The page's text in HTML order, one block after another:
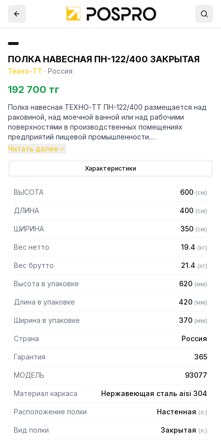
ПОЛКА НАВЕСНАЯ ПН-122/400 ЗАКРЫТАЯ
Техно-ТТ · Россия
192 700 тг
Полка навесная ТЕХНО-ТТ ПН-122/400 размещается над
раковиной, над моечной ванной или над рабочими
поверхностями в производственных помещениях
предприятий пищевой промышленности.
— Из нержавеющей стали AISI 304 толщиной 0,8 мм
— Распашная дверка
— Внутри полка
— Задняя стенка: оцинкованная сталь толщиной 0,55 мм
крепления к стене
Читать далее
Характеристики
ВЫСОТА 600 (см)
ДЛИНА 400 (см)
ШИРИНА 350 (см)
Вес нетто 19.4 (кг)
Вес брутто 21.4 (кг)
Высота в упаковке 620 (мм)
Длина в упаковке 420 (мм)
Ширина в упаковке 370 (мм)
Страна Россия
Гарантия 365
МОДЕЛЬ 93077
Материал каркаса Нержавеющая сталь aisi 304
Расположение полки Настенная (л.)
Вид полки Закрытая (л.)